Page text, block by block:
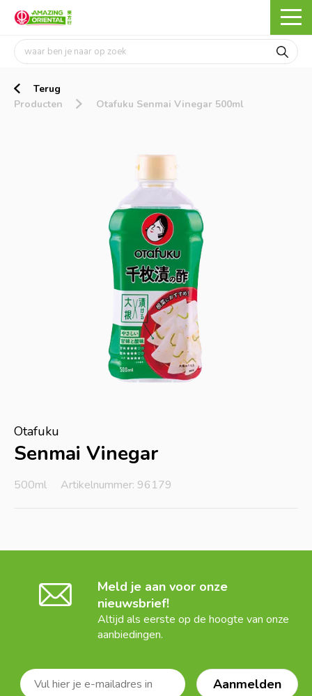
Terug
Producten
Otafuku Senmai Vinegar 500ml
Otafuku
Senmai Vinegar
500ml Artikelnummer: 96179
Meld je aan voor onze
nieuwsbrief!
Altijd als eerste op de hoogte van onze
aanbiedingen.